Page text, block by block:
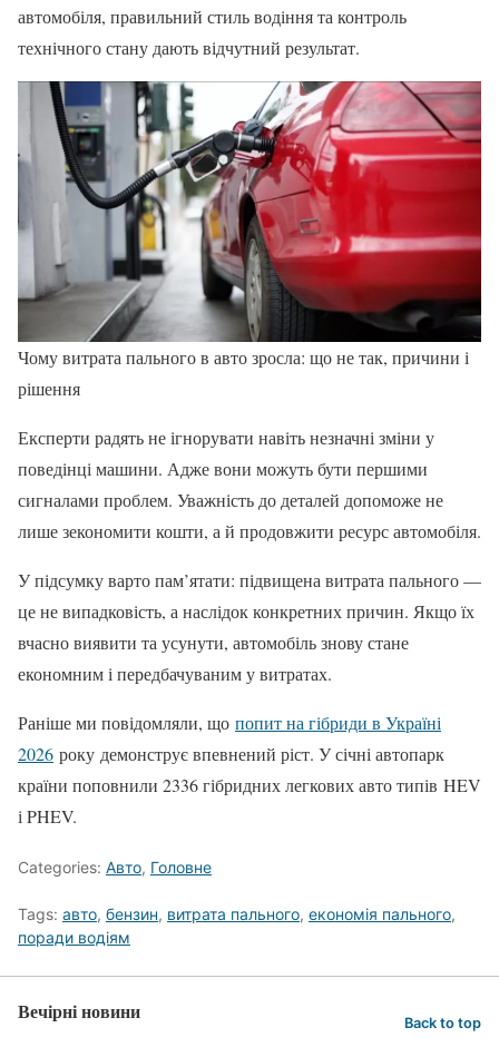
автомобіля, правильний стиль водіння та контроль
технічного стану дають відчутний результат.
Чому витрата пального в авто зросла: що не так, причини і
рішення
Експерти радять не ігнорувати навіть незначні зміни у
поведінці машини. Адже вони можуть бути першими
сигналами проблем. Уважність до деталей допоможе не
лише зекономити кошти, а й продовжити ресурс автомобіля.
У підсумку варто пам’ятати: підвищена витрата пального —
це не випадковість, а наслідок конкретних причин. Якщо їх
вчасно виявити та усунути, автомобіль знову стане
економним і передбачуваним у витратах.
Раніше ми повідомляли, що попит на гібриди в Україні
2026 року демонструє впевнений ріст. У січні автопарк
країни поповнили 2336 гібридних легкових авто типів HEV
і PHEV.
Categories: Авто, Головне
Tags: авто, бензин, витрата пального, економія пального,
поради водіям
Вечірні новини Back to top